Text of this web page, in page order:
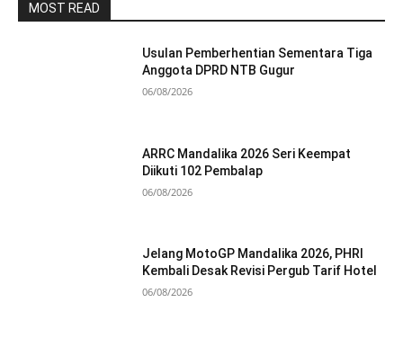
MOST READ
Usulan Pemberhentian Sementara Tiga
Anggota DPRD NTB Gugur
06/08/2026
ARRC Mandalika 2026 Seri Keempat
Diikuti 102 Pembalap
06/08/2026
Jelang MotoGP Mandalika 2026, PHRI
Kembali Desak Revisi Pergub Tarif Hotel
06/08/2026